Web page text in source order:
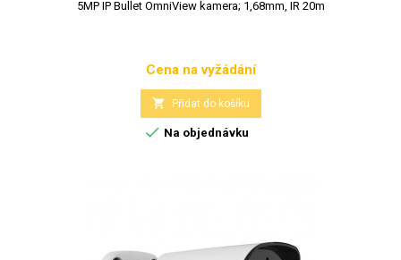
5MP IP Bullet OmniView kamera; 1,68mm, IR 20m
Cena
Cena na vyžádání
 Přidat do košíku
 Na objednávku